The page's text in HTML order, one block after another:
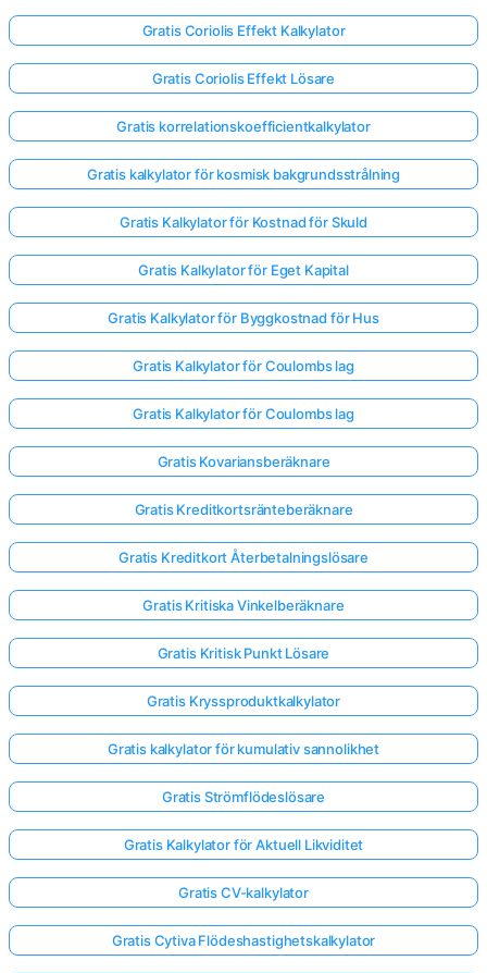
Gratis Coriolis Effekt Kalkylator
Gratis Coriolis Effekt Lösare
Gratis korrelationskoefficientkalkylator
Gratis kalkylator för kosmisk bakgrundsstrålning
Gratis Kalkylator för Kostnad för Skuld
Gratis Kalkylator för Eget Kapital
Gratis Kalkylator för Byggkostnad för Hus
Gratis Kalkylator för Coulombs lag
Gratis Kalkylator för Coulombs lag
Gratis Kovariansberäknare
Gratis Kreditkortsränteberäknare
Gratis Kreditkort Återbetalningslösare
Gratis Kritiska Vinkelberäknare
Gratis Kritisk Punkt Lösare
Gratis Kryssproduktkalkylator
Gratis kalkylator för kumulativ sannolikhet
Gratis Strömflödeslösare
Gratis Kalkylator för Aktuell Likviditet
Gratis CV-kalkylator
Gratis Cytiva Flödeshastighetskalkylator